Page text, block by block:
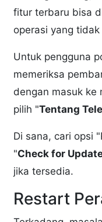
fitur terbaru bisa
operasi yang
Untuk pengguna
memeriksa
dengan masuk ke
pilih "Tentang
Di sana, cari opsi
"Check for
jika tersedia.
Restart